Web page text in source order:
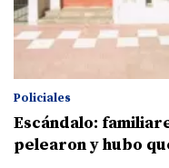
Policiales
Escándalo:
pelearon y hubo